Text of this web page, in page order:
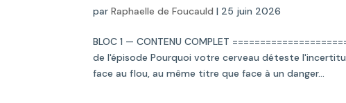
parRaphaelle de Foucauld | 25 juin 2026
BLOC 1 — CONTENU COMPLET
de l'épisode Pourquoi votre cerveau déteste
face au flou, au même titre que face à un danger...